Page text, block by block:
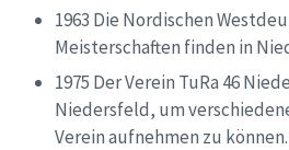
1963 Die Nordischen
Meisterschaften finden in
1975 Der Verein TuRa 46
Niedersfeld, um
Verein aufnehmen zu